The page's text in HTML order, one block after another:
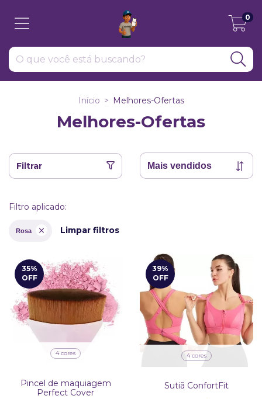
0
Início > Melhores-Ofertas
Melhores-Ofertas
Filtrar
Filtro aplicado:
Rosa Limpar filtros
35%
OFF
4 cores
Pincel de maquiagem
Perfect Cover
39%
OFF
4 cores
Sutiã ConfortFit